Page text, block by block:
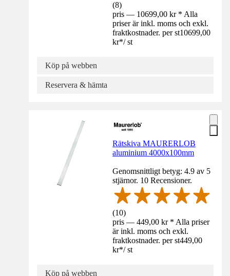
(8)
pris — 10699,00 kr * Alla
priser är inkl. moms och exkl.
fraktkostnader. per st10699,00
kr*/ st
Köp på webben
Reservera & hämta
Rätskiva MAURERLOB
aluminium 4000x100mm
Genomsnittligt betyg: 4.9 av 5
stjärnor. 10 Recensioner.
(10)
pris — 449,00 kr * Alla priser
är inkl. moms och exkl.
fraktkostnader. per st449,00
kr*/ st
Köp på webben